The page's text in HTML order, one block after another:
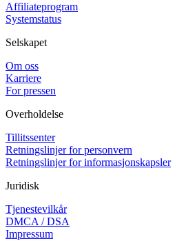
Affiliateprogram
Systemstatus
Selskapet
Om oss
Karriere
For pressen
Overholdelse
Tillitssenter
Retningslinjer for personvern
Retningslinjer for informasjonskapsler
Juridisk
Tjenestevilkår
DMCA / DSA
Impressum